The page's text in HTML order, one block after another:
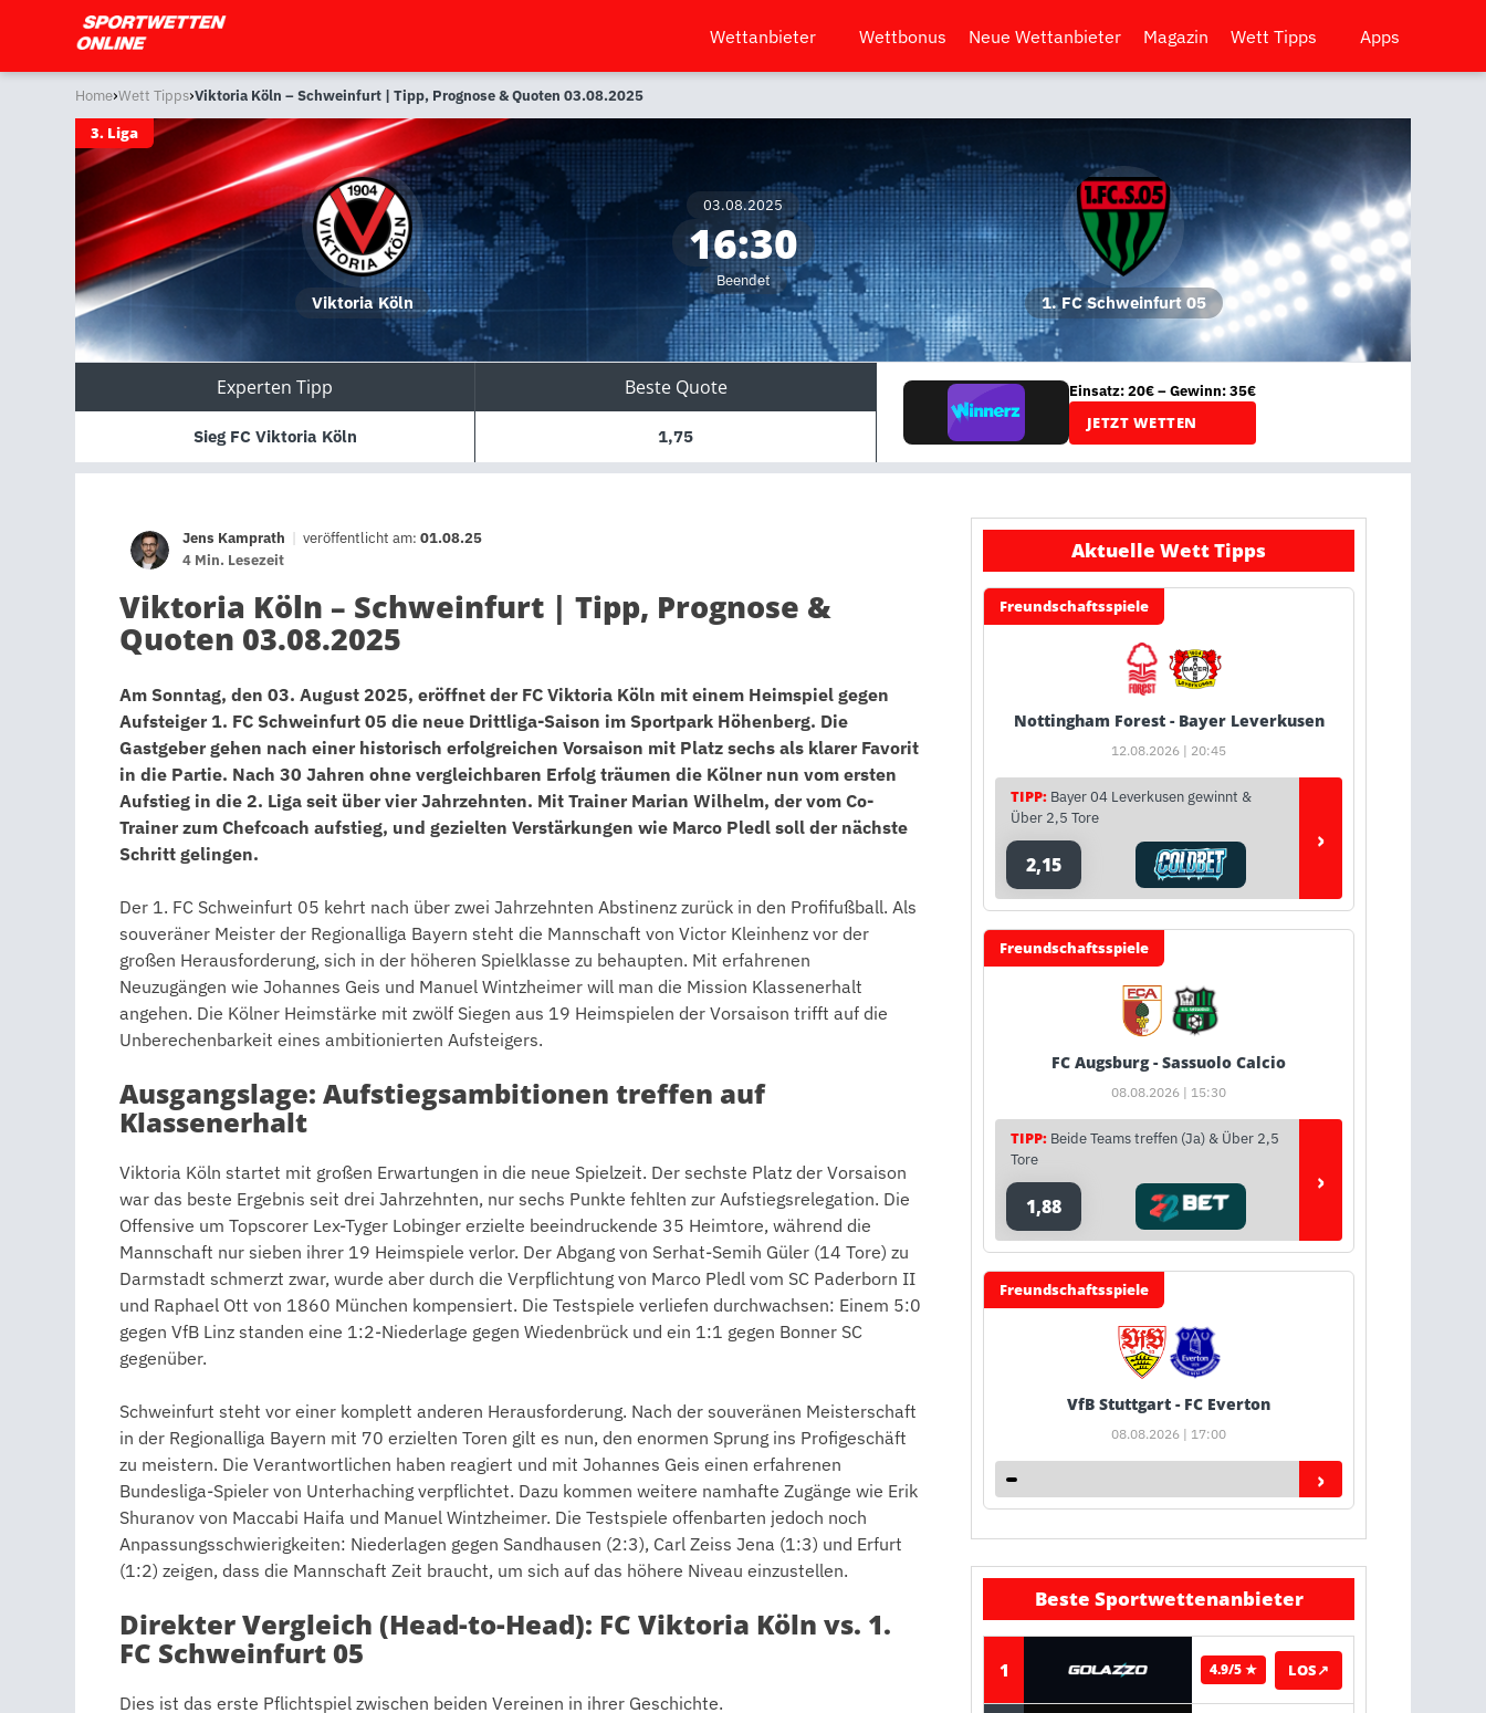
Wettanbieter Wettbonus Neue Wettanbieter Magazin Wett Tipps Apps
Home›Wett Tipps›Viktoria Köln – Schweinfurt | Tipp, Prognose & Quoten 03.08.2025
3. Liga
Viktoria Köln
03.08.2025
16:30
Beendet
1. FC Schweinfurt 05
Experten Tipp Beste Quote
Sieg FC Viktoria Köln 1,75
Einsatz: 20€ – Gewinn: 35€
JETZT WETTEN
Jens Kamprath | veröffentlicht am: 01.08.25
4 Min. Lesezeit
Viktoria Köln – Schweinfurt | Tipp, Prognose &
Quoten 03.08.2025
Am Sonntag, den 03. August 2025, eröffnet der FC Viktoria Köln mit einem Heimspiel gegen
Aufsteiger 1. FC Schweinfurt 05 die neue Drittliga-Saison im Sportpark Höhenberg. Die
Gastgeber gehen nach einer historisch erfolgreichen Vorsaison mit Platz sechs als klarer Favorit
in die Partie. Nach 30 Jahren ohne vergleichbaren Erfolg träumen die Kölner nun vom ersten
Aufstieg in die 2. Liga seit über vier Jahrzehnten. Mit Trainer Marian Wilhelm, der vom Co-
Trainer zum Chefcoach aufstieg, und gezielten Verstärkungen wie Marco Pledl soll der nächste
Schritt gelingen.
Der 1. FC Schweinfurt 05 kehrt nach über zwei Jahrzehnten Abstinenz zurück in den Profifußball. Als
souveräner Meister der Regionalliga Bayern steht die Mannschaft von Victor Kleinhenz vor der
großen Herausforderung, sich in der höheren Spielklasse zu behaupten. Mit erfahrenen
Neuzugängen wie Johannes Geis und Manuel Wintzheimer will man die Mission Klassenerhalt
angehen. Die Kölner Heimstärke mit zwölf Siegen aus 19 Heimspielen der Vorsaison trifft auf die
Unberechenbarkeit eines ambitionierten Aufsteigers.
Ausgangslage: Aufstiegsambitionen treffen auf
Klassenerhalt
Viktoria Köln startet mit großen Erwartungen in die neue Spielzeit. Der sechste Platz der Vorsaison
war das beste Ergebnis seit drei Jahrzehnten, nur sechs Punkte fehlten zur Aufstiegsrelegation. Die
Offensive um Topscorer Lex-Tyger Lobinger erzielte beeindruckende 35 Heimtore, während die
Mannschaft nur sieben ihrer 19 Heimspiele verlor. Der Abgang von Serhat-Semih Güler (14 Tore) zu
Darmstadt schmerzt zwar, wurde aber durch die Verpflichtung von Marco Pledl vom SC Paderborn II
und Raphael Ott von 1860 München kompensiert. Die Testspiele verliefen durchwachsen: Einem 5:0
gegen VfB Linz standen eine 1:2-Niederlage gegen Wiedenbrück und ein 1:1 gegen Bonner SC
gegenüber.
Schweinfurt steht vor einer komplett anderen Herausforderung. Nach der souveränen Meisterschaft
in der Regionalliga Bayern mit 70 erzielten Toren gilt es nun, den enormen Sprung ins Profigeschäft
zu meistern. Die Verantwortlichen haben reagiert und mit Johannes Geis einen erfahrenen
Bundesliga-Spieler von Unterhaching verpflichtet. Dazu kommen weitere namhafte Zugänge wie Erik
Shuranov von Maccabi Haifa und Manuel Wintzheimer. Die Testspiele offenbarten jedoch noch
Anpassungsschwierigkeiten: Niederlagen gegen Sandhausen (2:3), Carl Zeiss Jena (1:3) und Erfurt
(1:2) zeigen, dass die Mannschaft Zeit braucht, um sich auf das höhere Niveau einzustellen.
Direkter Vergleich (Head-to-Head): FC Viktoria Köln vs. 1.
FC Schweinfurt 05
Dies ist das erste Pflichtspiel zwischen beiden Vereinen in ihrer Geschichte.
Aktuelle Wett Tipps
Freundschaftsspiele
Nottingham Forest - Bayer Leverkusen
12.08.2026 | 20:45
TIPP: Bayer 04 Leverkusen gewinnt &
Über 2,5 Tore
2,15
›
Freundschaftsspiele
FC Augsburg - Sassuolo Calcio
08.08.2026 | 15:30
TIPP: Beide Teams treffen (Ja) & Über 2,5
Tore
1,88
›
Freundschaftsspiele
VfB Stuttgart - FC Everton
08.08.2026 | 17:00
›
Beste Sportwettenanbieter
1 4.9/5 ★ LOS↗